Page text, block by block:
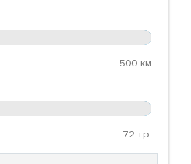
500 км
72 т.р.